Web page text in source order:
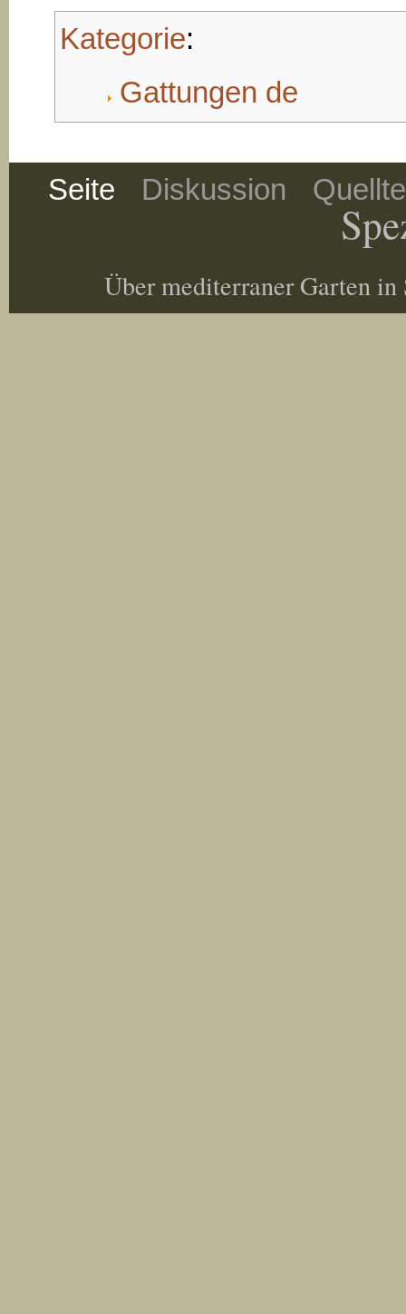
Kategorie:
Gattungen de
Seite Diskussion
Über mediterraner Garten in